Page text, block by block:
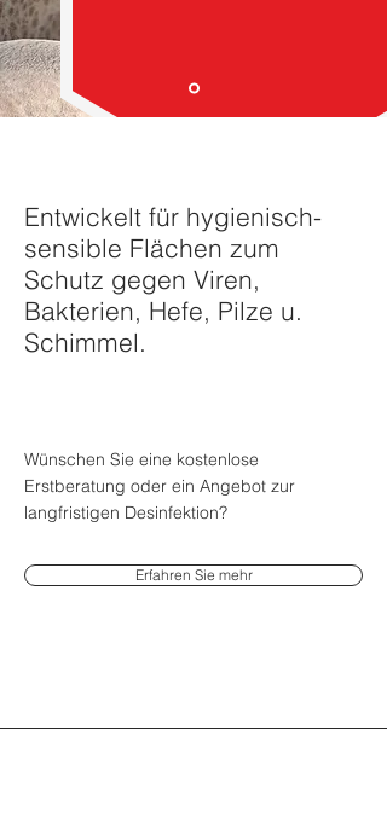
Entwickelt für hygienisch-
sensible Flächen zum
Schutz gegen Viren,
Bakterien, Hefe, Pilze u.
Schimmel.
Wünschen Sie eine kostenlose
Erstberatung oder ein Angebot zur
langfristigen Desinfektion?
Erfahren Sie mehr